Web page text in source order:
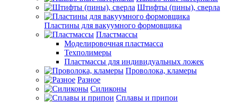
Штифты (пины), сверла
Пластины для вакуумного формовщика
Пластмассы
Моделировочная пластмасса
Техполимеры
Пластмассы для индивидуальных ложек
Проволока, кламеры
Разное
Силиконы
Сплавы и припои